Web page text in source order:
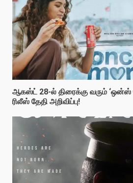
ஆகஸ்ட் 28-ல் திரைக்கு வரும் ‘ஒன்ஸ்
ரிலீஸ் தேதி அறிவிப்பு!